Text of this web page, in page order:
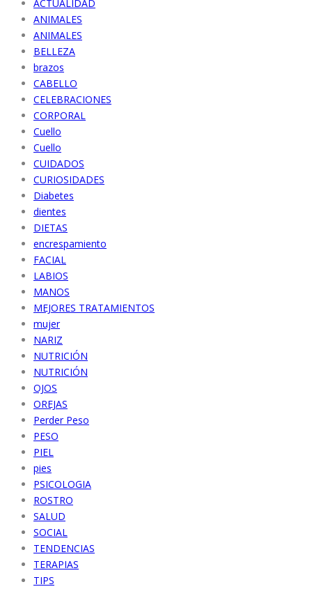
ACTUALIDAD
ANIMALES
ANIMALES
BELLEZA
brazos
CABELLO
CELEBRACIONES
CORPORAL
Cuello
Cuello
CUIDADOS
CURIOSIDADES
Diabetes
dientes
DIETAS
encrespamiento
FACIAL
LABIOS
MANOS
MEJORES TRATAMIENTOS
mujer
NARIZ
NUTRICIÓN
NUTRICIÓN
OJOS
OREJAS
Perder Peso
PESO
PIEL
pies
PSICOLOGIA
ROSTRO
SALUD
SOCIAL
TENDENCIAS
TERAPIAS
TIPS